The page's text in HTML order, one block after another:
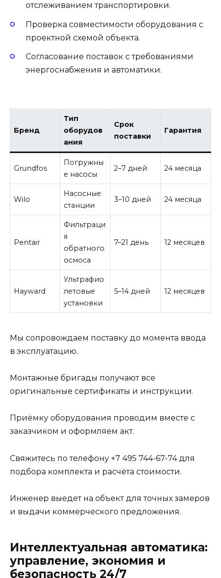
отслеживанием транспортировки.
Проверка совместимости оборудования с
проектной схемой объекта.
Согласование поставок с требованиями
энергоснабжения и автоматики.
Бренд
Тип
оборудов
ания
Срок
поставки
Гарантия
Grundfos
Погружны
е насосы
2–7 дней 24 месяца
Wilo
Насосные
станции
3–10 дней 24 месяца
Pentair
Фильтраци
я
обратного
осмоса
7–21 день 12 месяцев
Hayward
Ультрафио
летовые
установки
5–14 дней 12 месяцев
Мы сопровождаем поставку до момента ввода
в эксплуатацию.
Монтажные бригады получают все
оригинальные сертификаты и инструкции.
Приёмку оборудования проводим вместе с
заказчиком и оформляем акт.
Свяжитесь по телефону +7 495 744-67-74 для
подбора комплекта и расчёта стоимости.
Инженер выедет на объект для точных замеров
и выдачи коммерческого предложения.
Интеллектуальная автоматика:
управление, экономия и
безопасность 24/7